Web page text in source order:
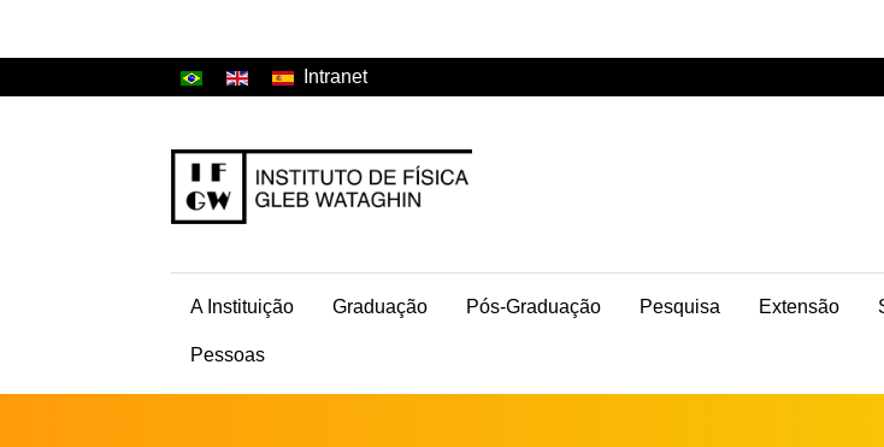
Intranet
A Instituição Graduação Pós-Graduação Pesquisa Extensão
Pessoas